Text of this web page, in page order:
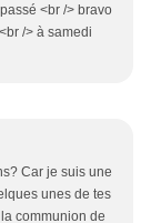
<br /> bravo
/> à samedi
Car je suis une
unes de tes
communion de